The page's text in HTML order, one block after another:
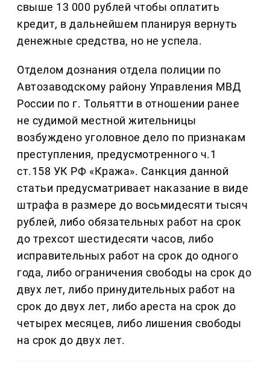
свыше 13 000 рублей чтобы оплатить
кредит, в дальнейшем планируя вернуть
денежные средства, но не успела.
Отделом дознания отдела полиции по
Автозаводскому району Управления МВД
России по г. Тольятти в отношении ранее
не судимой местной жительницы
возбуждено уголовное дело по признакам
преступления, предусмотренного ч.1
ст.158 УК РФ «Кража». Санкция данной
статьи предусматривает наказание в виде
штрафа в размере до восьмидесяти тысяч
рублей, либо обязательных работ на срок
до трехсот шестидесяти часов, либо
исправительных работ на срок до одного
года, либо ограничения свободы на срок до
двух лет, либо принудительных работ на
срок до двух лет, либо ареста на срок до
четырех месяцев, либо лишения свободы
на срок до двух лет.